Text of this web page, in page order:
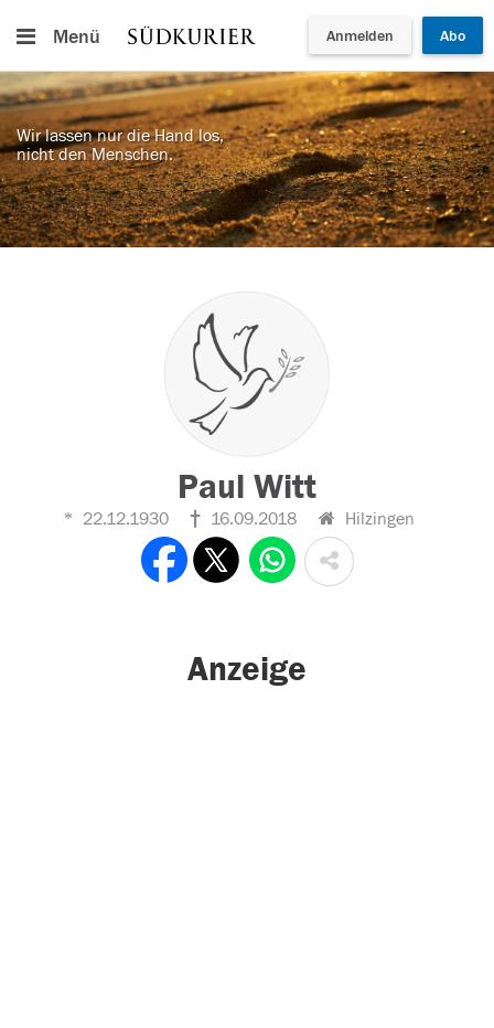
Menü Anmelden Abo
Wir lassen nur die Hand los,
nicht den Menschen.
Paul Witt
22.12.1930 16.09.2018 Hilzingen
Anzeige